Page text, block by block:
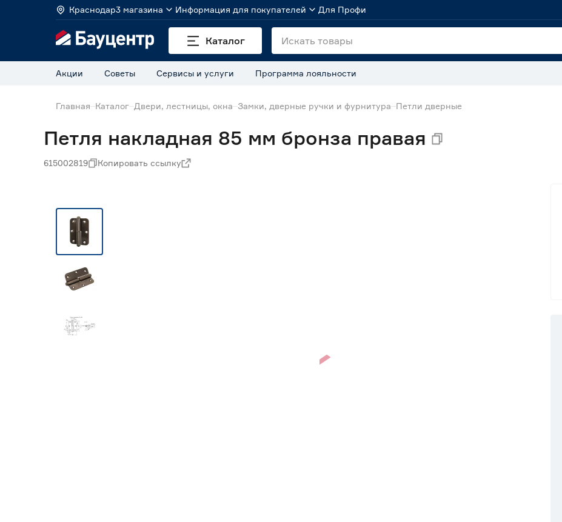
Краснодар3 магазина Информация для покупателей Для Профи
Каталог
Акции Советы Сервисы и услуги Программа лояльности
Главная Каталог Двери, лестницы, окна Замки, дверные ручки и фурнитура Петли дверные
Петля накладная 85 мм бронза правая
615002819 Копировать ссылку